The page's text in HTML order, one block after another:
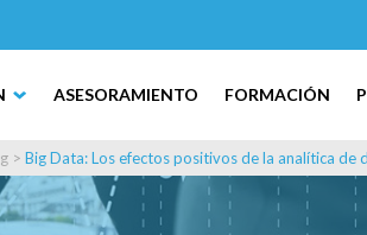
ASESORAMIENTO FORMACIÓN
> Big Data: Los efectos positivos de la analítica de